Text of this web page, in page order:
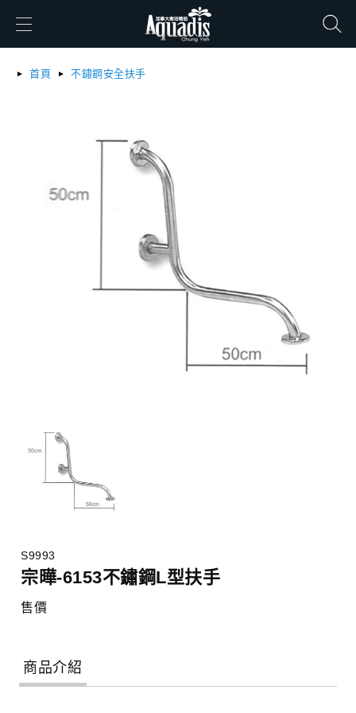
首頁 不鏽鋼安全扶手
S9993
宗曄-6153不鏽鋼L型扶手
售價
商品介紹